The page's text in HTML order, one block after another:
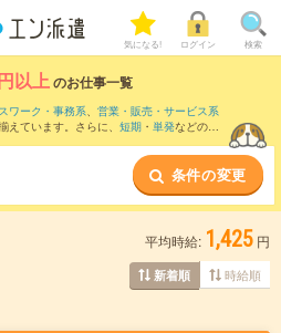
気になる! ログイン 検索
以上のお仕事一覧
ワーク・事務系、 営業・販売・サービス系
えています。さらに、 短期 ・ 単発などの期
条件の変更
平均時給: 1,425 円
新着順 時給順